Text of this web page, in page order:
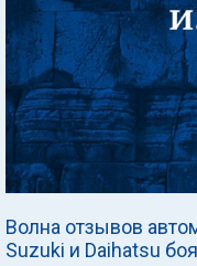
Волна отзывов
Suzuki и Daihatsu